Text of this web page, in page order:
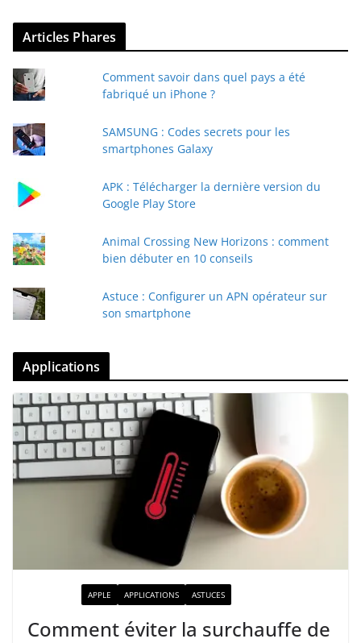
Articles Phares
Comment savoir dans quel pays a été
fabriqué un iPhone ?
SAMSUNG : Codes secrets pour les
smartphones Galaxy
APK : Télécharger la dernière version du
Google Play Store
Animal Crossing New Horizons : comment
bien débuter en 10 conseils
Astuce : Configurer un APN opérateur sur
son smartphone
Applications
APPLE APPLICATIONS ASTUCES
Comment éviter la surchauffe de